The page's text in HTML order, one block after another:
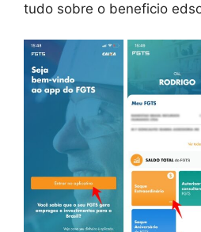
tudo sobre o beneficio